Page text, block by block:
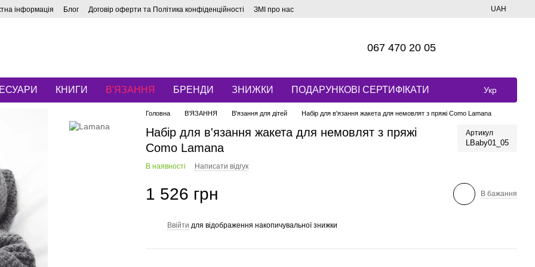
інформація Блог Договір оферти та Політика конфіденційності ЗМІ про нас UAH
067 470 20 05
КНИГИ В'ЯЗАННЯ БРЕНДИ ЗНИЖКИ ПОДАРУНКОВІ СЕРТИФІКАТИ Укр
Головна В'ЯЗАННЯ В'язання для дітей Набір для в'язання жакета для немовлят з пряжі Como Lamana
Набір для в'язання жакета для немовлят з пряжі
Como Lamana
Артикул
LBaby01_05
В наявності Написати відгук
1 526 грн В бажання
Ввійти для відображення накопичувальної знижки